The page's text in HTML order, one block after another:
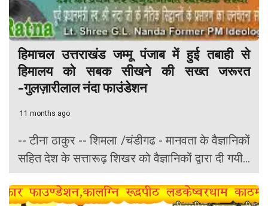
हिमाचल उत्तराखंड जम्मू पंजाब में हुई तबाही से
हिमालय को सबक सीखने की सख्त जरूरत
-गुलज़ारीलाल नंदा फाउंडेशन
11 months ago
-- टीना ठाकुर -- शिमला /चंडीगढ - मानवता के वैज्ञानिकों
सहित देश के सत्तारूढ़ शिखर को वैज्ञानिकों द्वारा दी गयी...